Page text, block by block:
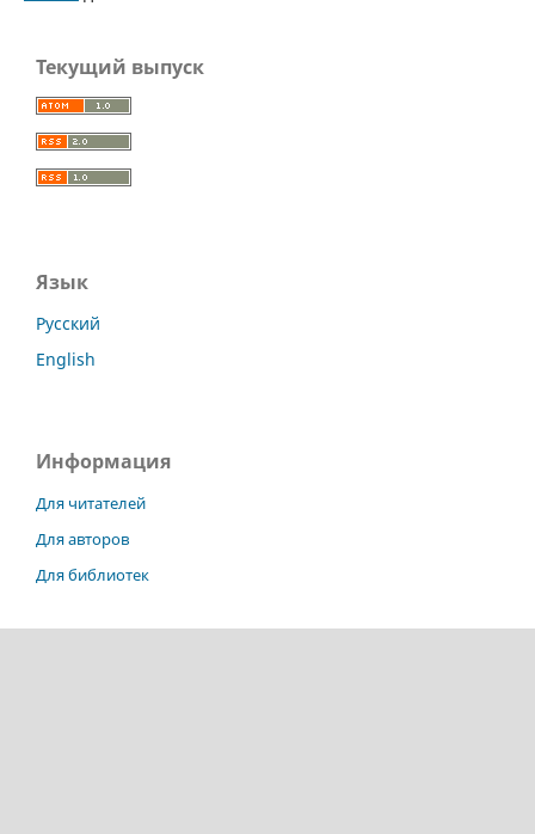
Текущий выпуск
Язык
Русский
English
Информация
Для читателей
Для авторов
Для библиотек